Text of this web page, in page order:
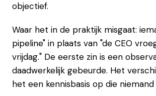
objectief.
Waar het in de praktijk misgaat:
pipeline" in plaats van "de CEO
vrijdag." De eerste zin is een
daadwerkelijk gebeurde. Het
het een kennisbasis op die